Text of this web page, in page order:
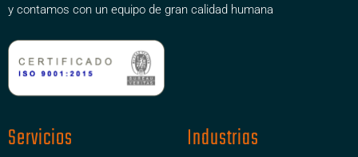
y contamos con un equipo de gran calidad humana
Servicios Industrias